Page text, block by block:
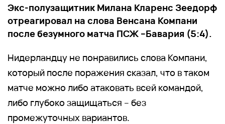
Экс-полузащитник Милана Кларенс Зеедорф
отреагировал на слова Венсана Компани
после безумного матча ПСЖ –Бавария (5:4).
Нидерландцу не понравились слова Компани,
который после поражения сказал, что в таком
матче можно либо атаковать всей командой,
либо глубоко защищаться – без
промежуточных вариантов.